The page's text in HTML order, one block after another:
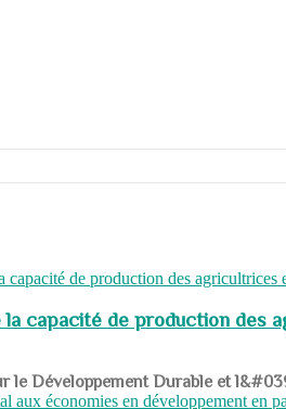
la capacité de production des
le Développement Durable et